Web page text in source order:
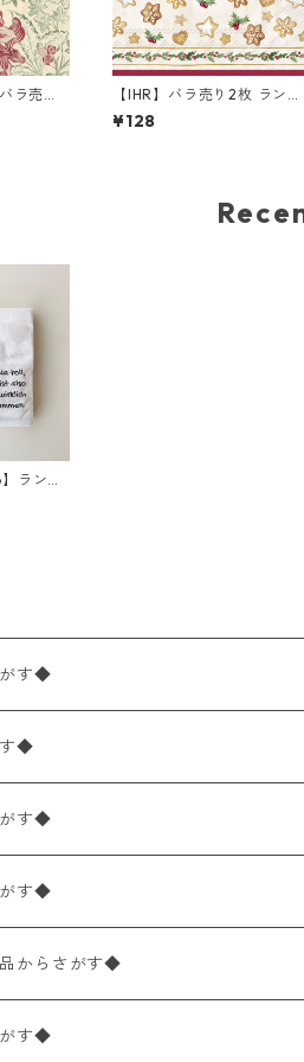
ラ売り2
パーナ
クリ
【IHR】バラ売り2枚 ランチ
サイズ ペーパーナプキン C
OOKIE GARLAND クリーム
¥128
ランチ
キン Ha
枚入り
す◆
バラ売り
バラ売り
枚入りパック
枚入りパック
◆
イズ）
サイズ）
ーサイズ）
サイズ）
す◆
柄
す◆
アンビエンテ
からさがす◆
す◆